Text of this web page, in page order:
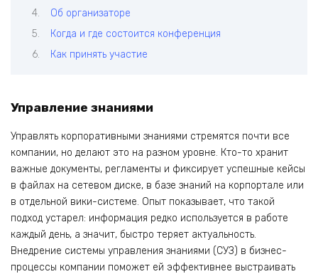
Об организаторе
Когда и где состоится конференция
Как принять участие
Управление знаниями
Управлять корпоративными знаниями стремятся почти все
компании, но делают это на разном уровне. Кто-то хранит
важные документы, регламенты и фиксирует успешные кейсы
в файлах на сетевом диске, в базе знаний на корпортале или
в отдельной вики-системе. Опыт показывает, что такой
подход устарел: информация редко используется в работе
каждый день, а значит, быстро теряет актуальность.
Внедрение системы управления знаниями (СУЗ) в бизнес-
процессы компании поможет ей эффективнее выстраивать